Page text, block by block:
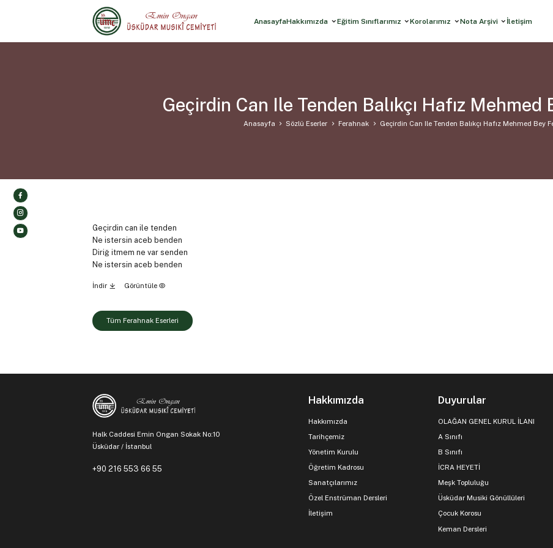
AnasayfaHakkımızda Eğitim Sınıflarımız Korolarımız Nota Arşivi İletişim
Geçirdin Can Ile Tenden Balıkçı Hafız Mehmed
Anasayfa Sözlü Eserler Ferahnak Geçirdin Can Ile Tenden Balıkçı Hafız Mehmed Bey
Geçirdin can ile tenden
Ne istersin aceb benden
Diriğ itmem ne var senden
Ne istersin aceb benden
İndir Görüntüle
Tüm Ferahnak Eserleri
Halk Caddesi Emin Ongan Sokak No:10
Üsküdar / İstanbul
+90 216 553 66 55
Hakkımızda
Hakkımızda
Tarihçemiz
Yönetim Kurulu
Öğretim Kadrosu
Sanatçılarımız
Özel Enstrüman Dersleri
İletişim
Duyurular
OLAĞAN GENEL KURUL İLANI
A Sınıfı
B Sınıfı
İCRA HEYETİ
Meşk Topluluğu
Üsküdar Musiki Gönüllüleri
Çocuk Korosu
Keman Dersleri